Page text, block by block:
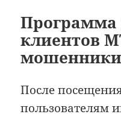
клиентов
мошенники
После
пользователям